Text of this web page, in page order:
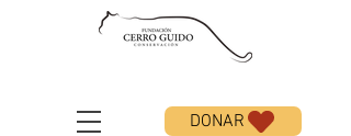
DONAR